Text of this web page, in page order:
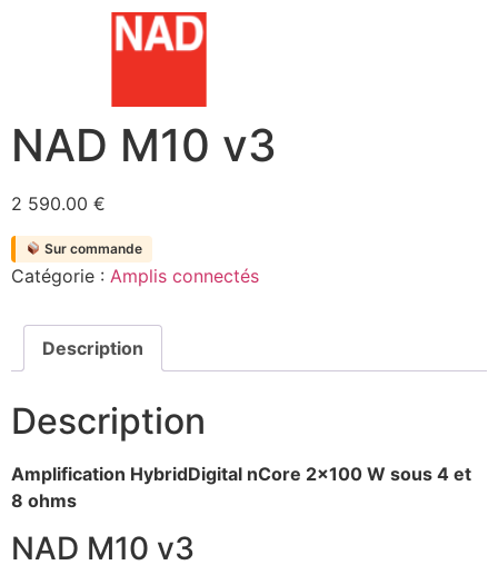
NAD M10 v3
2 590.00 €
Sur commande
Catégorie : Amplis connectés
Description
Description
Amplification HybridDigital nCore 2×100 W sous 4 et
8 ohms
NAD M10 v3